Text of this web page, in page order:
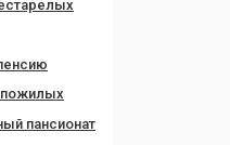
пансионат